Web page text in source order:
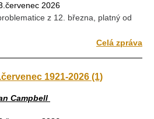
2026
z 12. března, platný od
Celá zpráva
1921-2026 (1)
Campbell